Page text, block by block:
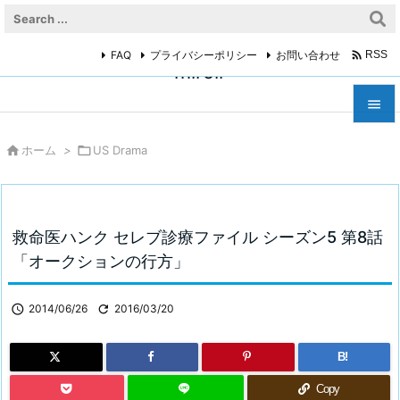
miroir




検索
FAQ プライバシーポリシー お問い合わせ  RSS
 ホーム > US Drama
救命医ハンク セレブ診療ファイル シーズン5 第8話
「オークションの行方」
 2014/06/26  2016/03/20
B!
Copy